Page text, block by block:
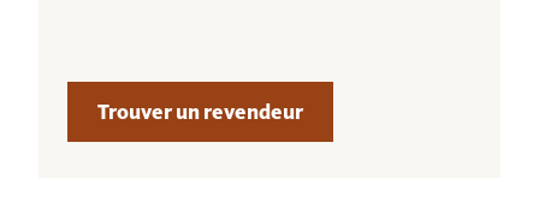
Trouver un revendeur